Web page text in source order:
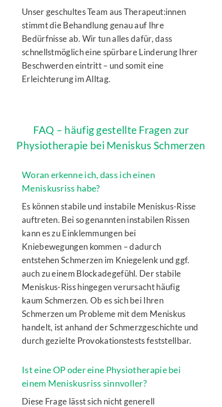
Unser geschultes Team aus Therapeut:innen
stimmt die Behandlung genau auf Ihre
Bedürfnisse ab. Wir tun alles dafür, dass
schnellstmöglich eine spürbare Linderung Ihrer
Beschwerden eintritt – und somit eine
Erleichterung im Alltag.
FAQ – häufig gestellte Fragen zur
Physiotherapie bei Meniskus Schmerzen
Woran erkenne ich, dass ich einen
Meniskusriss habe?
Es können stabile und instabile Meniskus-Risse
auftreten. Bei so genannten instabilen Rissen
kann es zu Einklemmungen bei
Kniebewegungen kommen – dadurch
entstehen Schmerzen im Kniegelenk und ggf.
auch zu einem Blockadegefühl. Der stabile
Meniskus-Riss hingegen verursacht häufig
kaum Schmerzen. Ob es sich bei Ihren
Schmerzen um Probleme mit dem Meniskus
handelt, ist anhand der Schmerzgeschichte und
durch gezielte Provokationstests feststellbar.
Ist eine OP oder eine Physiotherapie bei
einem Meniskusriss sinnvoller?
Diese Frage lässt sich nicht generell